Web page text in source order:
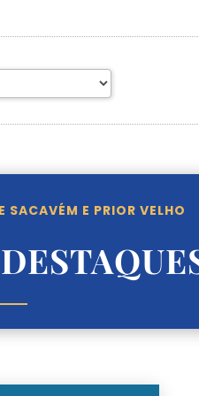
SACAVÉM E PRIOR VELHO